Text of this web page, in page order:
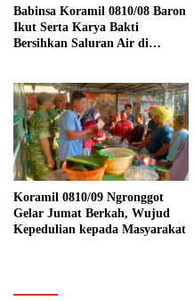
Babinsa Koramil 0810/08 Baron
Ikut Serta Karya Bakti
Bersihkan Saluran Air di
Koramil 0810/09 Ngronggot
Gelar Jumat Berkah, Wujud
Kepedulian kepada Masyarakat